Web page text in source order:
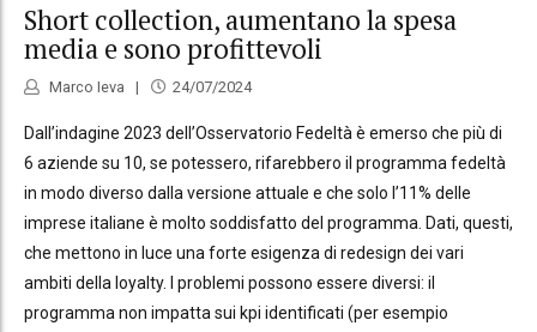
Short collection, aumentano la spesa
media e sono profittevoli
Marco Ieva 24/07/2024
Dall’indagine 2023 dell’Osservatorio Fedeltà è emerso che più di
6 aziende su 10, se potessero, rifarebbero il programma fedeltà
in modo diverso dalla versione attuale e che solo l’11% delle
imprese italiane è molto soddisfatto del programma. Dati, questi,
che mettono in luce una forte esigenza di redesign dei vari
ambiti della loyalty. I problemi possono essere diversi: il
programma non impatta sui kpi identificati (per esempio